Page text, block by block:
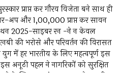
प्राप्त कर गौरव विजेता बने साथ ही
अप और 1,00,000 प्राप्त कर सावन
2025-साइबर रन -ने न केवल
की भरोसे और परिवर्तन की विरासत
में हर भारतीय के लिए महत्वपूर्ण इस
अनूठी पहल ने नागरिकों को सुरक्षित